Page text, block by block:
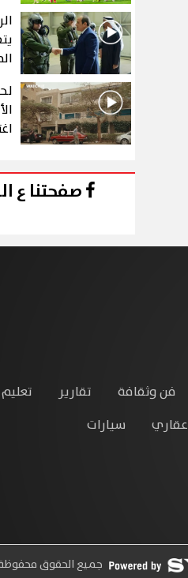
صفحتنا ع
فن وثقافة تقارير
عقاري سيارات
جميع الحقوق محفوظة 2019